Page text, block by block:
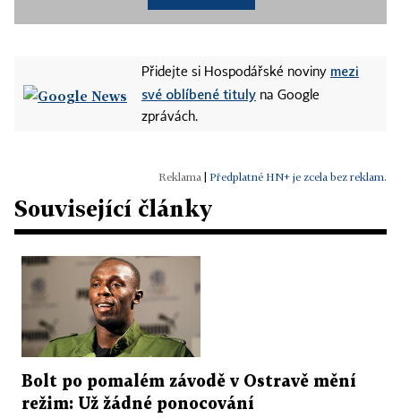
Přidejte si Hospodářské noviny mezi
své oblíbené tituly na Google
zprávách.
Předplatné HN+ je zcela bez reklam.
Související články
Bolt po pomalém závodě v Ostravě mění
režim: Už žádné ponocování